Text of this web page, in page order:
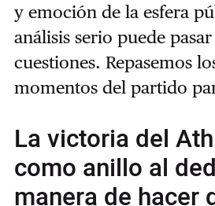
y emoción de la esfera
análisis serio puede
cuestiones. Repasemos
momentos del partido
La victoria del
como anillo al
manera de hacer